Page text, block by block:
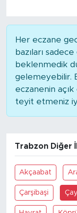
Her eczane
bazıları
beklenmedik
gelemeyebilir.
eczanenin açık
teyit etmeniz
Trabzon Diğer
Akçaabat
Çarşibaşi